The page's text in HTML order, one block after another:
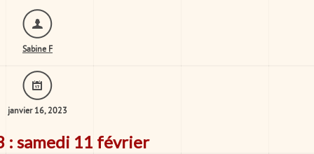
Sabine F
janvier 16, 2023
: samedi 11 février